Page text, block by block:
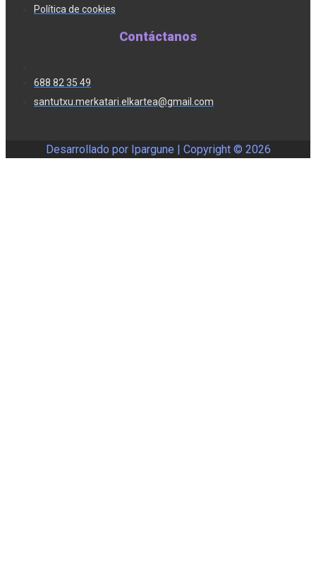
Política de cookies
Contáctanos
688 82 35 49
santutxu.merkatari.elkartea@gmail.com
Desarrollado por Ipargune | Copyright © 2026